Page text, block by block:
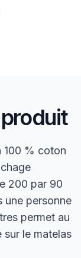
100 % coton
200 par 90
une personne
permet au
sur le matelas